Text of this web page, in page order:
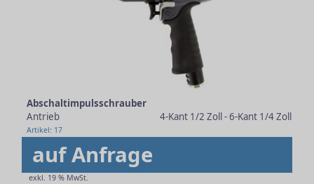
Abschaltimpulsschrauber
Antrieb
4-Kant 1/2 Zoll - 6-Kant 1/4 Zoll
Artikel: 17
auf Anfrage
exkl. 19 % MwSt.